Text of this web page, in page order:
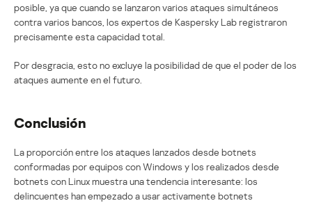
posible, ya que cuando se lanzaron varios ataques simultáneos
contra varios bancos, los expertos de Kaspersky Lab registraron
precisamente esta capacidad total.
Por desgracia, esto no excluye la posibilidad de que el poder de los
ataques aumente en el futuro.
Conclusión
La proporción entre los ataques lanzados desde botnets
conformadas por equipos con Windows y los realizados desde
botnets con Linux muestra una tendencia interesante: los
delincuentes han empezado a usar activamente botnets